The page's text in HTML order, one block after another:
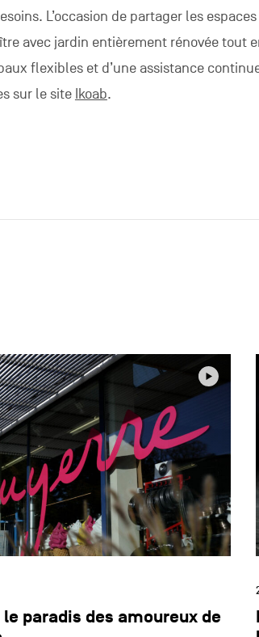
L’occasion de partager les espaces
avec jardin entièrement rénovée tout
flexibles et d’une assistance
sur le site Ikoab.
paradis des amoureux de